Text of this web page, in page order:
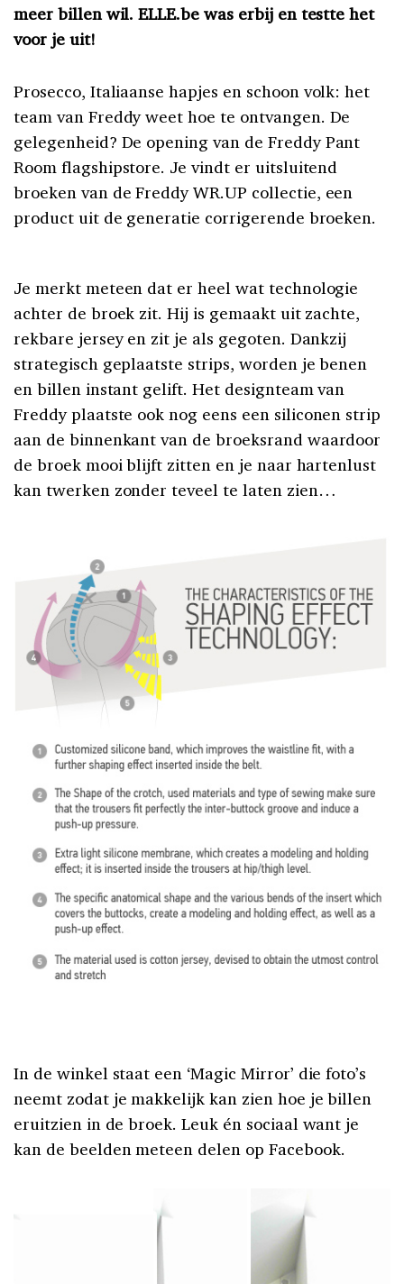
meer billen wil. ELLE.be was erbij en testte het
voor je uit!
Prosecco, Italiaanse hapjes en schoon volk: het
team van Freddy weet hoe te ontvangen. De
gelegenheid? De opening van de Freddy Pant
Room flagshipstore. Je vindt er uitsluitend
broeken van de Freddy WR.UP collectie, een
product uit de generatie corrigerende broeken.
Je merkt meteen dat er heel wat technologie
achter de broek zit. Hij is gemaakt uit zachte,
rekbare jersey en zit je als gegoten. Dankzij
strategisch geplaatste strips, worden je benen
en billen instant gelift. Het designteam van
Freddy plaatste ook nog eens een siliconen strip
aan de binnenkant van de broeksrand waardoor
de broek mooi blijft zitten en je naar hartenlust
kan twerken zonder teveel te laten zien…
In de winkel staat een ‘Magic Mirror’ die foto’s
neemt zodat je makkelijk kan zien hoe je billen
eruitzien in de broek. Leuk én sociaal want je
kan de beelden meteen delen op Facebook.